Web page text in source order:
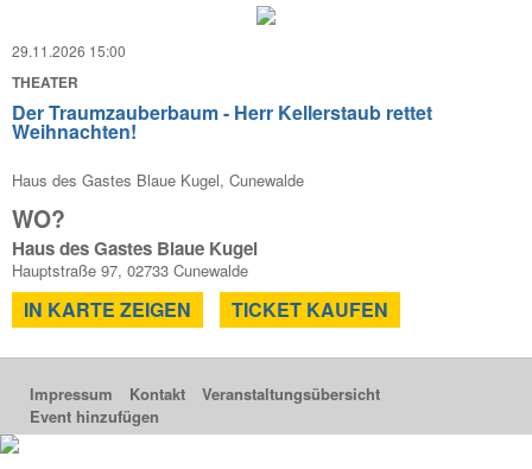
29.11.2026 15:00
THEATER
Der Traumzauberbaum - Herr Kellerstaub rettet
Weihnachten!
Haus des Gastes Blaue Kugel, Cunewalde
WO?
Haus des Gastes Blaue Kugel
Hauptstraße 97, 02733 Cunewalde
IN KARTE ZEIGEN TICKET KAUFEN
Impressum Kontakt
Veranstaltungsübersicht
Event hinzufügen